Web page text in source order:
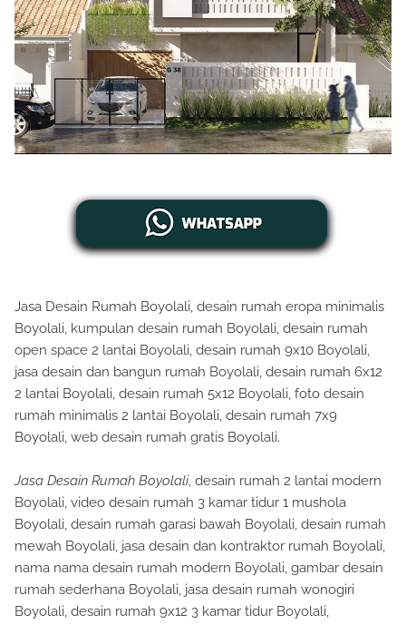
Jasa Desain Rumah Boyolali, desain rumah eropa minimalis
Boyolali, kumpulan desain rumah Boyolali, desain rumah
open space 2 lantai Boyolali, desain rumah 9x10 Boyolali,
jasa desain dan bangun rumah Boyolali, desain rumah 6x12
2 lantai Boyolali, desain rumah 5x12 Boyolali, foto desain
rumah minimalis 2 lantai Boyolali, desain rumah 7x9
Boyolali, web desain rumah gratis Boyolali.
Jasa Desain Rumah Boyolali, desain rumah 2 lantai modern
Boyolali, video desain rumah 3 kamar tidur 1 mushola
Boyolali, desain rumah garasi bawah Boyolali, desain rumah
mewah Boyolali, jasa desain dan kontraktor rumah Boyolali,
nama nama desain rumah modern Boyolali, gambar desain
rumah sederhana Boyolali, jasa desain rumah wonogiri
Boyolali, desain rumah 9x12 3 kamar tidur Boyolali,